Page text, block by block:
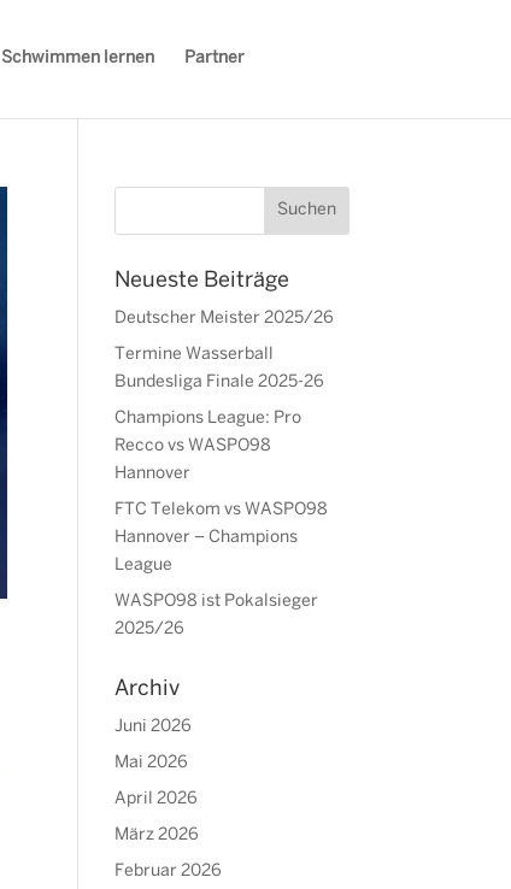
Schwimmen lernen Partner
Neueste Beiträge
Deutscher Meister 2025/26
Termine Wasserball
Bundesliga Finale 2025-26
Champions League: Pro
Recco vs WASPO98
Hannover
FTC Telekom vs WASPO98
Hannover – Champions
League
WASPO98 ist Pokalsieger
2025/26
Archiv
Juni 2026
Mai 2026
April 2026
März 2026
Februar 2026